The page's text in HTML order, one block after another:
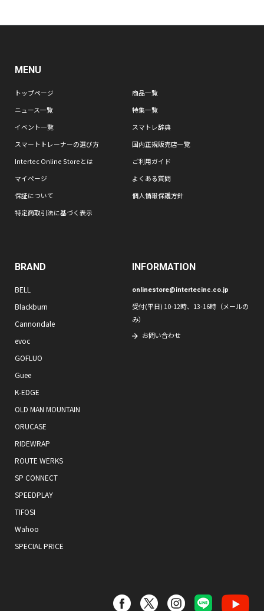
MENU
トップページ
商品一覧
ニュース一覧
特集一覧
イベント一覧
スマトレ辞典
スマートトレーナーの選び方
国内正規販売店一覧
Intertec Online Storeとは
ご利用ガイド
マイページ
よくある質問
保証について
個人情報保護方針
特定商取引法に基づく表示
BRAND
BELL
Blackburn
Cannondale
evoc
GOFLUO
Guee
K-EDGE
OLD MAN MOUNTAIN
ORUCASE
RIDEWRAP
ROUTE WERKS
SP CONNECT
SPEEDPLAY
TIFOSI
Wahoo
SPECIAL PRICE
INFORMATION
onlinestore@intertecinc.co.jp
受付(平日) 10-12時、13-16時（メールの
み）
お問い合わせ